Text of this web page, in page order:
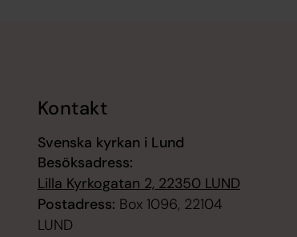
Kontakt
Svenska kyrkan i Lund
Besöksadress:
Lilla Kyrkogatan 2, 22350 LUND
Postadress: Box 1096, 22104
LUND